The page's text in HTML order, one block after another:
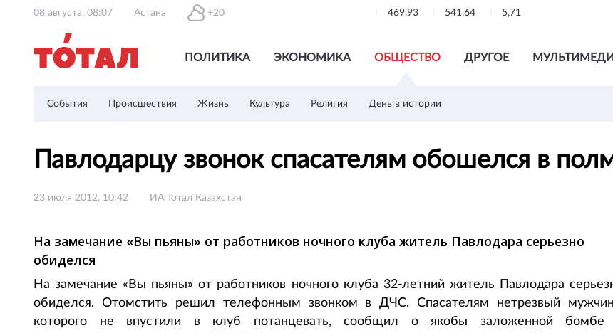
08 августа, 08:07 Астана +20 469,93 541,64 5,71
ПОЛИТИКА ЭКОНОМИКА ОБЩЕСТВО ДРУГОЕ
События Происшествия Жизнь Культура Религия День в истории
Павлодарцу звонок спасателям обошелся в
23 июля 2012, 10:42 ИА Тотал Казахстан
На замечание «Вы пьяны» от работников ночного клуба житель Павлодара серьезно
обиделся
На замечание «Вы пьяны» от работников ночного клуба 32-летний житель Павлодара
обиделся. Отомстить решил телефонным звонком в ДЧС. Спасателям нетрезвый
которого не впустили в клуб потанцевать, сообщил о якобы заложенной